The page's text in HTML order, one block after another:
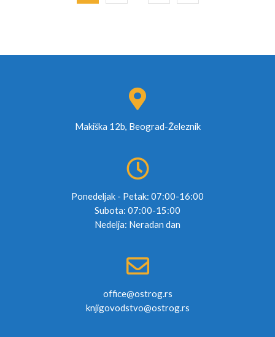
Makiška 12b, Beograd-Železnik
Ponedeljak - Petak: 07:00-16:00
Subota: 07:00-15:00
Nedelja: Neradan dan
office@ostrog.rs
knjigovodstvo@ostrog.rs